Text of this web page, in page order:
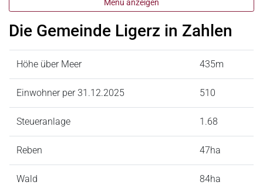
Menü anzeigen
Die Gemeinde Ligerz in Zahlen
Höhe über Meer 435m
Einwohner per 31.12.2025 510
Steueranlage 1.68
Reben 47ha
Wald 84ha